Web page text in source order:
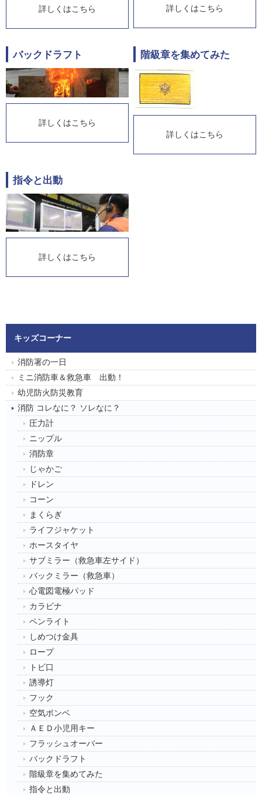
詳しくはこちら 詳しくはこちら
バックドラフト
詳しくはこちら
階級章を集めてみた
詳しくはこちら
指令と出動
詳しくはこちら
キッズコーナー
消防署の一日
ミニ消防車＆救急車 出動！
幼児防火防災教育
消防 コレなに？ ソレなに？
圧力計
ニップル
消防章
じゃかご
ドレン
コーン
まくらぎ
ライフジャケット
ホースタイヤ
サブミラー（救急車左サイド）
バックミラー（救急車）
心電図電極パッド
カラビナ
ペンライト
しめつけ金具
ロープ
トビ口
誘導灯
フック
空気ボンベ
ＡＥＤ小児用キー
フラッシュオーバー
バックドラフト
階級章を集めてみた
指令と出動